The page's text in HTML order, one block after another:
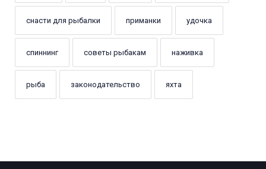
снасти для рыбалки приманки удочка
спиннинг советы рыбакам наживка
рыба законодательство яхта